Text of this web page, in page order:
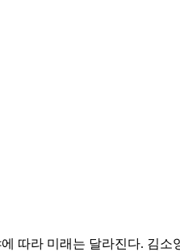
따라 미래는 달라진다. 김소